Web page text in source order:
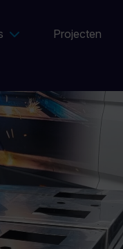
Projecten